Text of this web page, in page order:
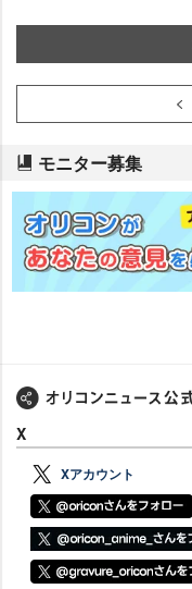
モニター募集
X
Xアカウント